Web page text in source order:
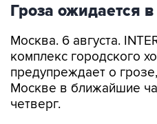
Гроза ожидается
Москва. 6 августа.
комплекс городского
предупреждает о
Москве в ближайшие
четверг.